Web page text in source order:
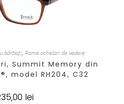
bărbați, Rame ochelari de vedere
Summit Memory din
model RH204, C32
lei